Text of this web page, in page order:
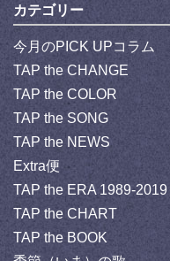
カテゴリー
今月のPICK UPコラム
TAP the CHANGE
TAP the COLOR
TAP the SONG
TAP the NEWS
Extra便
TAP the ERA 1989-2019
TAP the CHART
TAP the BOOK